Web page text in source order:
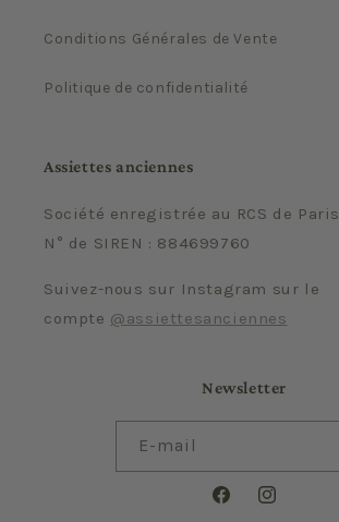
Conditions Générales de Vente
Politique de confidentialité
Assiettes anciennes
Société enregistrée au RCS de Paris
N° de SIREN : 884699760
Suivez-nous sur Instagram sur le
compte @assiettesanciennes
Newsletter
E-mail
FacebookInstagram